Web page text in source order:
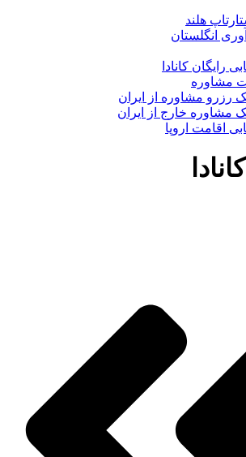
هلند
انگلستان
رایگان کانادا
مشاوره
رزرو مشاوره از ایران
مشاوره خارج از ایران
اقامت اروپا